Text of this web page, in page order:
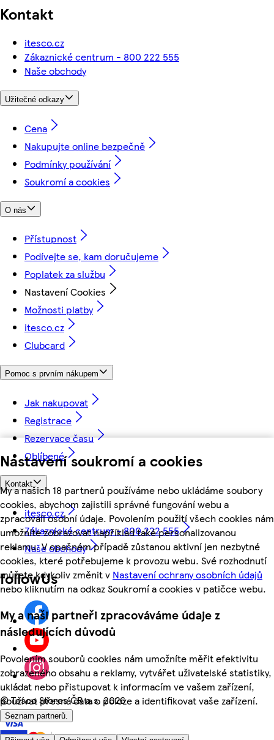
Nastavení soukromí a cookies
My a našich 18 partnerů používáme nebo ukládáme soubory
cookies, abychom zajistili správné fungování webu a
zpracovali osobní údaje. Povolením použití všech cookies nám
umožníte zobrazovat například také personalizovanou
reklamu. V opačném případě zůstanou aktivní jen nezbytné
cookies, které potřebujeme k provozu webu. Své rozhodnutí
můžete kdykoliv změnit v Nastavení ochrany osobních údajů
nebo kliknutím na odkaz Soukromí a cookies v patičce webu.
My a naši partneři zpracováváme údaje z
následujících důvodů
Povolením souborů cookies nám umožníte měřit efektivitu
zobrazeného obsahu a reklamy, vytvářet uživatelské statistiky,
ukládat nebo přistupovat k informacím ve vašem zařízení,
používat přesná data o poloze a identifikovat vaše zařízení.
Seznam partnerů.
Kontakt
itesco.cz
Zákaznické centrum - 800 222 555
Naše obchody
Užitečné odkazy
Cena
Nakupujte online bezpečně
Podmínky používání
Soukromí a cookies
O nás
Přístupnost
Podívejte se, kam doručujeme
Poplatek za službu
Nastavení Cookies
Možnosti platby
itesco.cz
Clubcard
Pomoc s prvním nákupem
Jak nakupovat
Registrace
Rezervace času
Oblíbené
Kontakt
itesco.cz
Zákaznické centrum - 800 222 555
Naše obchody
followUs
©Tesco Stores ČR a.s. 2026